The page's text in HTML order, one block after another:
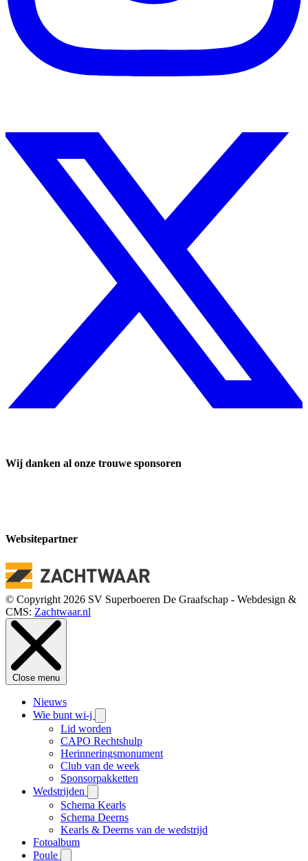
Wij danken al onze trouwe sponsoren
Websitepartner
© Copyright 2026 SV Superboeren De Graafschap - Webdesign &
CMS: Zachtwaar.nl
Close menu
Nieuws
Wie bunt wi-j
Lid worden
CAPO Rechtshulp
Herinneringsmonument
Club van de week
Sponsorpakketten
Wedstrijden
Schema Kearls
Schema Deerns
Kearls & Deerns van de wedstrijd
Fotoalbum
Poule